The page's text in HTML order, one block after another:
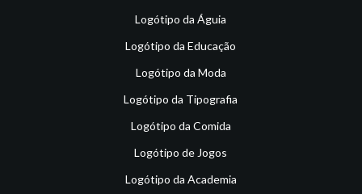
Logótipo da Águia
Logótipo da Educação
Logótipo da Moda
Logótipo da Tipografia
Logótipo da Comida
Logótipo de Jogos
Logótipo da Academia